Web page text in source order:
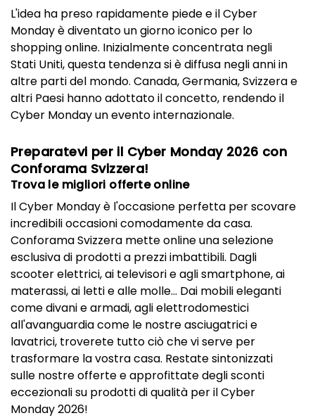
L'idea ha preso rapidamente piede e il Cyber
Monday è diventato un giorno iconico per lo
shopping online. Inizialmente concentrata negli
Stati Uniti, questa tendenza si è diffusa negli anni in
altre parti del mondo. Canada, Germania, Svizzera e
altri Paesi hanno adottato il concetto, rendendo il
Cyber Monday un evento internazionale.
Preparatevi per il Cyber Monday 2026 con
Conforama Svizzera!
Trova le migliori offerte online
Il Cyber Monday è l'occasione perfetta per scovare
incredibili occasioni comodamente da casa.
Conforama Svizzera mette online una selezione
esclusiva di prodotti a prezzi imbattibili. Dagli
scooter elettrici, ai televisori e agli smartphone, ai
materassi, ai letti e alle molle... Dai mobili eleganti
come divani e armadi, agli elettrodomestici
all'avanguardia come le nostre asciugatrici e
lavatrici, troverete tutto ciò che vi serve per
trasformare la vostra casa. Restate sintonizzati
sulle nostre offerte e approfittate degli sconti
eccezionali su prodotti di qualità per il Cyber
Monday 2026!